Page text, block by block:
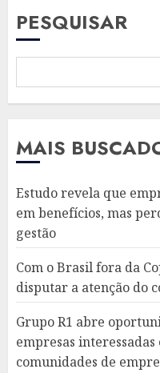
PESQUISAR
MAIS
Estudo revela que
em benefícios, mas
gestão
Com o Brasil fora da
disputar a atenção do
Grupo R1 abre
empresas
comunidades de